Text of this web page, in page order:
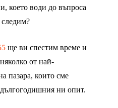
което води до въпроса
ще ви спестим време и
от най-
пазара, които сме
ни опит.